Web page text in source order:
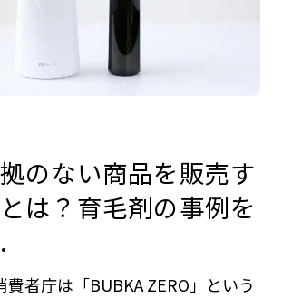
のない商品を販売す
は？育毛剤の事例を
者庁は「BUBKA ZERO」という